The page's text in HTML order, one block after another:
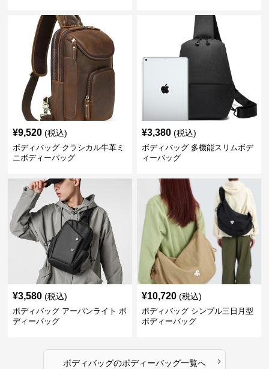
¥9,520 (税込)
ボディバッグ クラシカル牛革ミ
ニボディーバッグ
¥3,380 (税込)
ボディバッグ 多機能スリムボデ
ィーバッグ
¥3,580 (税込)
ボディバッグ アーバンライト ボ
ディーバッグ
¥10,720 (税込)
ボディバッグ シンプル三日月型
ボディーバッグ
ボディバッグのボディーバッグ一覧へ ›